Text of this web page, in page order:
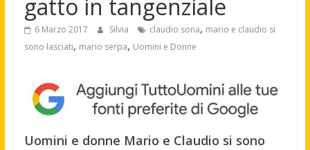
gatto in tangenziale
6 Marzo 2017 Silvia claudio sona, mario e claudio si
sono lasciati, mario serpa, Uomini e Donne
Uomini e donne Mario e Claudio si sono